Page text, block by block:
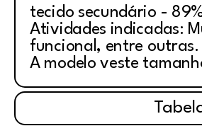
tecido secundário -
Atividades indicadas:
funcional, entre outras.
A modelo veste